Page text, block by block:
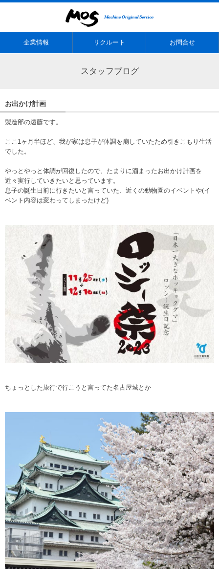
企業情報 リクルート お問合せ
スタッフブログ
お出かけ計画
製造部の遠藤です。
ここ1ヶ月半ほど、我が家は息子が体調を崩していたため引きこもり生活
でした。
やっとやっと体調が回復したので、たまりに溜まったお出かけ計画を
近々実行していきたいと思っています。
息子の誕生日前に行きたいと言っていた、近くの動物園のイベントや(イ
ベント内容は変わってしまったけど)
ちょっとした旅行で行こうと言ってた名古屋城とか